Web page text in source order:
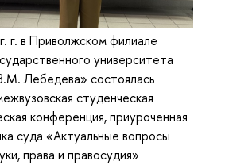
г. в Приволжском филиале
университета
Лебедева» состоялась
студенческая
конференция, приуроченная
суда «Актуальные вопросы
права и правосудия»